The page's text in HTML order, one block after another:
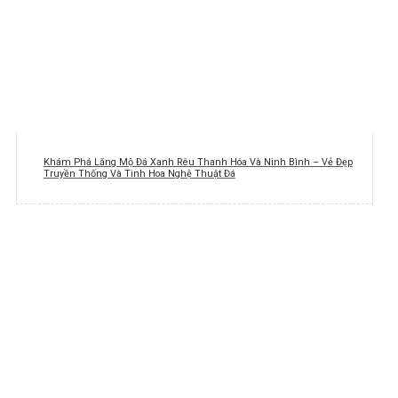
Khám Phá Lăng Mộ Đá Xanh Rêu Thanh Hóa Và Ninh Bình – Vẻ Đẹp
Truyền Thống Và Tinh Hoa Nghệ Thuật Đá